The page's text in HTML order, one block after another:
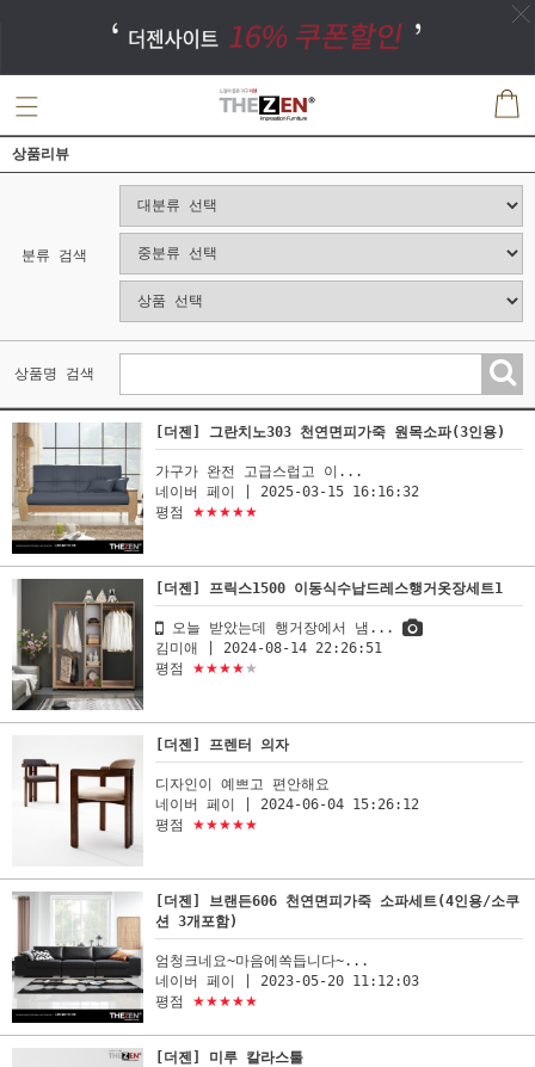
상품리뷰
분류 검색
상품명 검색
[더젠] 그란치노303 천연면피가죽 원목소파(3인용)
가구가 완전 고급스럽고 이...
네이버 페이
| 2025-03-15 16:16:32
평점 ★★★★★
[더젠] 프릭스1500 이동식수납드레스행거옷장세트1
오늘 받았는데 행거장에서 냄...
김미애
| 2024-08-14 22:26:51
평점 ★★★★★
[더젠] 프렌터 의자
디자인이 예쁘고 편안해요
네이버 페이
| 2024-06-04 15:26:12
평점 ★★★★★
[더젠] 브랜든606 천연면피가죽 소파세트(4인용/소쿠
션 3개포함)
엄청크네요~마음에쏙듭니다~...
네이버 페이
| 2023-05-20 11:12:03
평점 ★★★★★
[더젠] 미루 칼라스툴